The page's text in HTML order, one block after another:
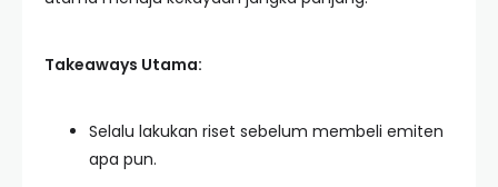
Takeaways Utama:
Selalu lakukan riset sebelum membeli emiten
apa pun.